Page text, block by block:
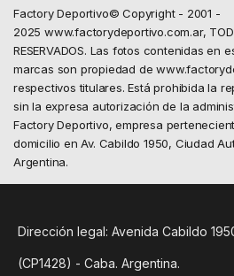
Factory Deportivo© Copyright - 2001 -
2025 www.factorydeportivo.com.ar,
RESERVADOS. Las fotos contenidas en
marcas son propiedad de
respectivos titulares. Está prohibida la
sin la expresa autorización de la
Factory Deportivo, empresa
domicilio en Av. Cabildo 1950, Ciudad
Argentina.
Dirección legal: Avenida Cabildo
(CP1428) - Caba. Argentina.